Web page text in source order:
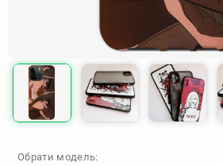
Обрати модель: